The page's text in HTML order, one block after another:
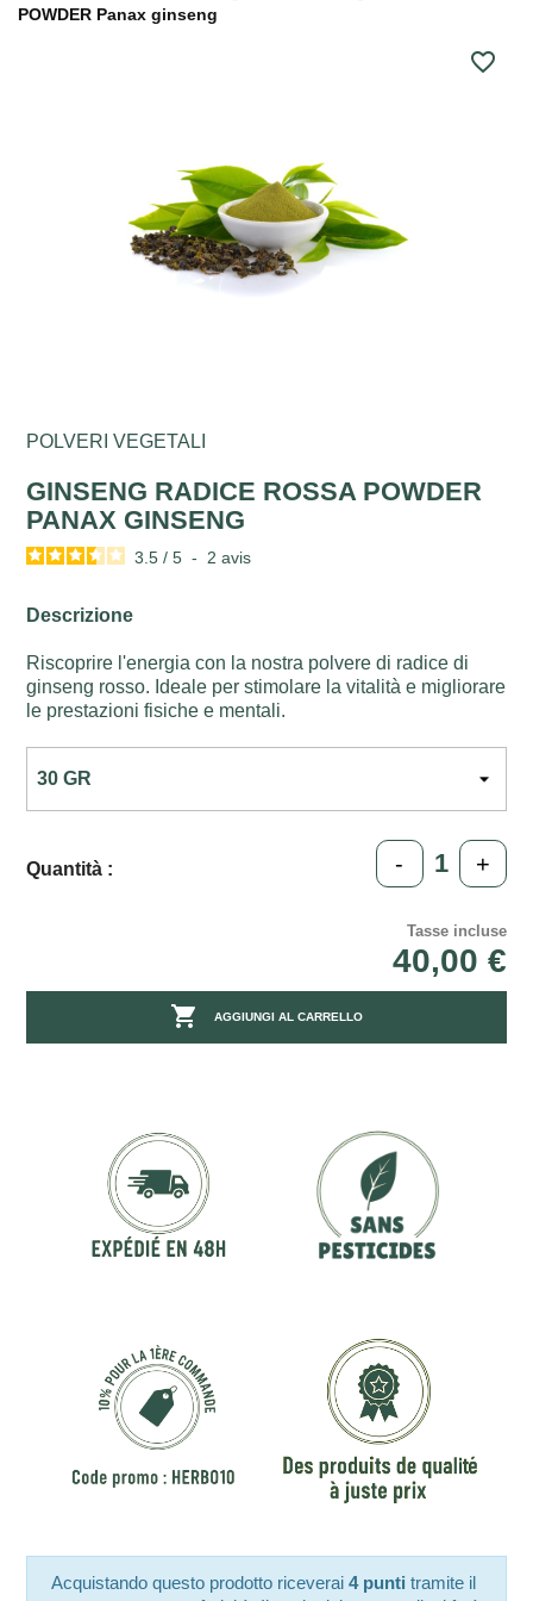
POWDER Panax ginseng
favorite_border
POLVERI VEGETALI
GINSENG RADICE ROSSA POWDER
PANAX GINSENG
3.5 / 5 - 2avis
Descrizione
Riscoprire l'energia con la nostra polvere di radice di
ginseng rosso. Ideale per stimolare la vitalità e migliorare
le prestazioni fisiche e mentali.
Quantità : - +
Tasse incluse
40,00 €
 AGGIUNGI AL CARRELLO
Acquistando questo prodotto riceverai4 punti tramite il